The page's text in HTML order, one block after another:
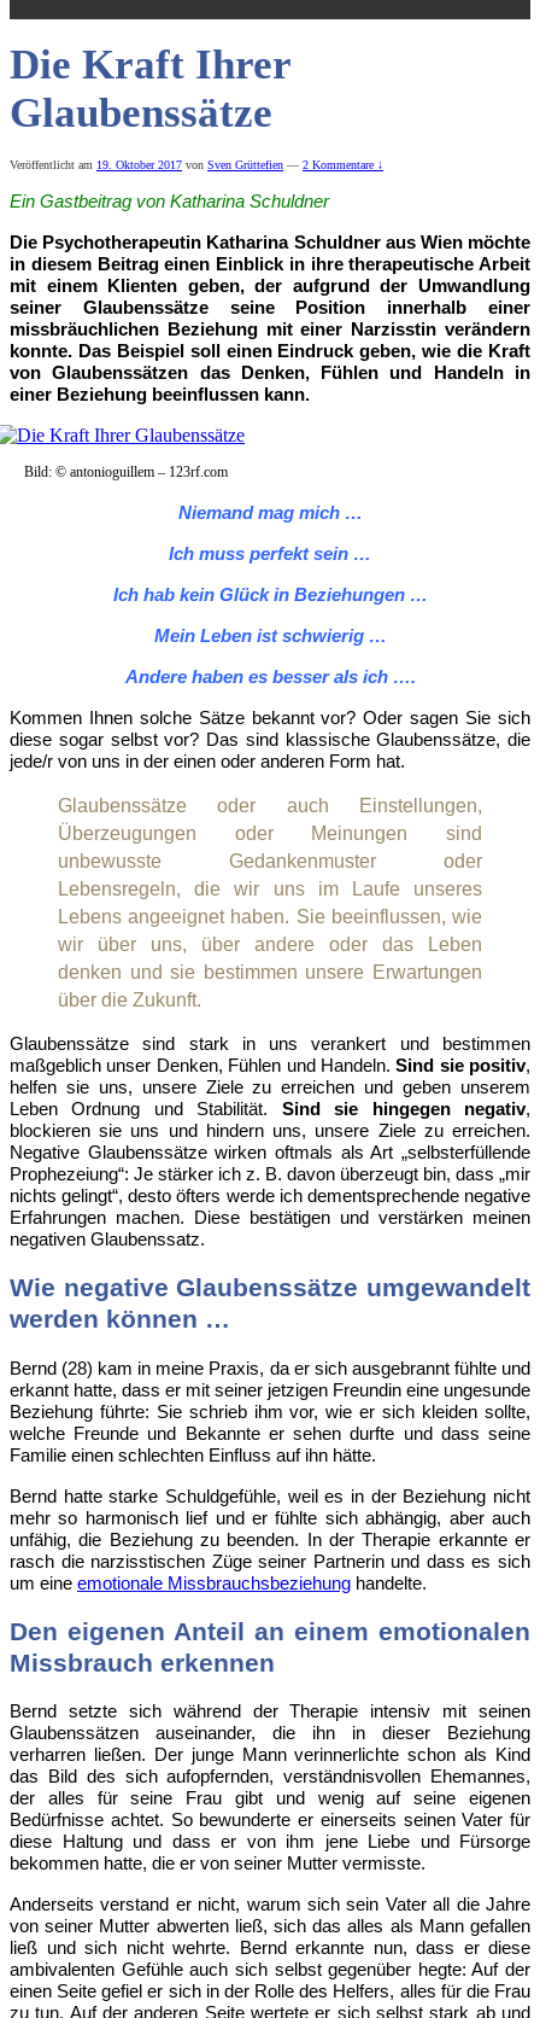
Die Kraft Ihrer
Glaubenssätze
Veröffentlicht am 19. Oktober 2017 von Sven Grüttefien — 2 Kommentare ↓
Ein Gastbeitrag von Katharina Schuldner
Die Psychotherapeutin Katharina Schuldner aus Wien möchte
in diesem Beitrag einen Einblick in ihre therapeutische Arbeit
mit einem Klienten geben, der aufgrund der Umwandlung
seiner Glaubenssätze seine Position innerhalb einer
missbräuchlichen Beziehung mit einer Narzisstin verändern
konnte. Das Beispiel soll einen Eindruck geben, wie die Kraft
von Glaubenssätzen das Denken, Fühlen und Handeln in
einer Beziehung beeinflussen kann.
Bild: © antonioguillem – 123rf.com
Niemand mag mich …
Ich muss perfekt sein …
Ich hab kein Glück in Beziehungen …
Mein Leben ist schwierig …
Andere haben es besser als ich ….
Kommen Ihnen solche Sätze bekannt vor? Oder sagen Sie sich
diese sogar selbst vor? Das sind klassische Glaubenssätze, die
jede/r von uns in der einen oder anderen Form hat.
Glaubenssätze oder auch Einstellungen,
Überzeugungen oder Meinungen sind
unbewusste Gedankenmuster oder
Lebensregeln, die wir uns im Laufe unseres
Lebens angeeignet haben. Sie beeinflussen, wie
wir über uns, über andere oder das Leben
denken und sie bestimmen unsere Erwartungen
über die Zukunft.
Glaubenssätze sind stark in uns verankert und bestimmen
maßgeblich unser Denken, Fühlen und Handeln.Sind sie positiv,
helfen sie uns, unsere Ziele zu erreichen und geben unserem
Leben Ordnung und Stabilität. Sind sie hingegen negativ,
blockieren sie uns und hindern uns, unsere Ziele zu erreichen.
Negative Glaubenssätze wirken oftmals als Art „selbsterfüllende
Prophezeiung“: Je stärker ich z. B. davon überzeugt bin, dass „mir
nichts gelingt“, desto öfters werde ich dementsprechende negative
Erfahrungen machen. Diese bestätigen und verstärken meinen
negativen Glaubenssatz.
Wie negative Glaubenssätze umgewandelt
werden können …
Bernd (28) kam in meine Praxis, da er sich ausgebrannt fühlte und
erkannt hatte, dass er mit seiner jetzigen Freundin eine ungesunde
Beziehung führte: Sie schrieb ihm vor, wie er sich kleiden sollte,
welche Freunde und Bekannte er sehen durfte und dass seine
Familie einen schlechten Einfluss auf ihn hätte.
Bernd hatte starke Schuldgefühle, weil es in der Beziehung nicht
mehr so harmonisch lief und er fühlte sich abhängig, aber auch
unfähig, die Beziehung zu beenden. In der Therapie erkannte er
rasch die narzisstischen Züge seiner Partnerin und dass es sich
um eine emotionale Missbrauchsbeziehung handelte.
Den eigenen Anteil an einem emotionalen
Missbrauch erkennen
Bernd setzte sich während der Therapie intensiv mit seinen
Glaubenssätzen auseinander, die ihn in dieser Beziehung
verharren ließen. Der junge Mann verinnerlichte schon als Kind
das Bild des sich aufopfernden, verständnisvollen Ehemannes,
der alles für seine Frau gibt und wenig auf seine eigenen
Bedürfnisse achtet. So bewunderte er einerseits seinen Vater für
diese Haltung und dass er von ihm jene Liebe und Fürsorge
bekommen hatte, die er von seiner Mutter vermisste.
Anderseits verstand er nicht, warum sich sein Vater all die Jahre
von seiner Mutter abwerten ließ, sich das alles als Mann gefallen
ließ und sich nicht wehrte. Bernd erkannte nun, dass er diese
ambivalenten Gefühle auch sich selbst gegenüber hegte: Auf der
einen Seite gefiel er sich in der Rolle des Helfers, alles für die Frau
zu tun. Auf der anderen Seite wertete er sich selbst stark ab und